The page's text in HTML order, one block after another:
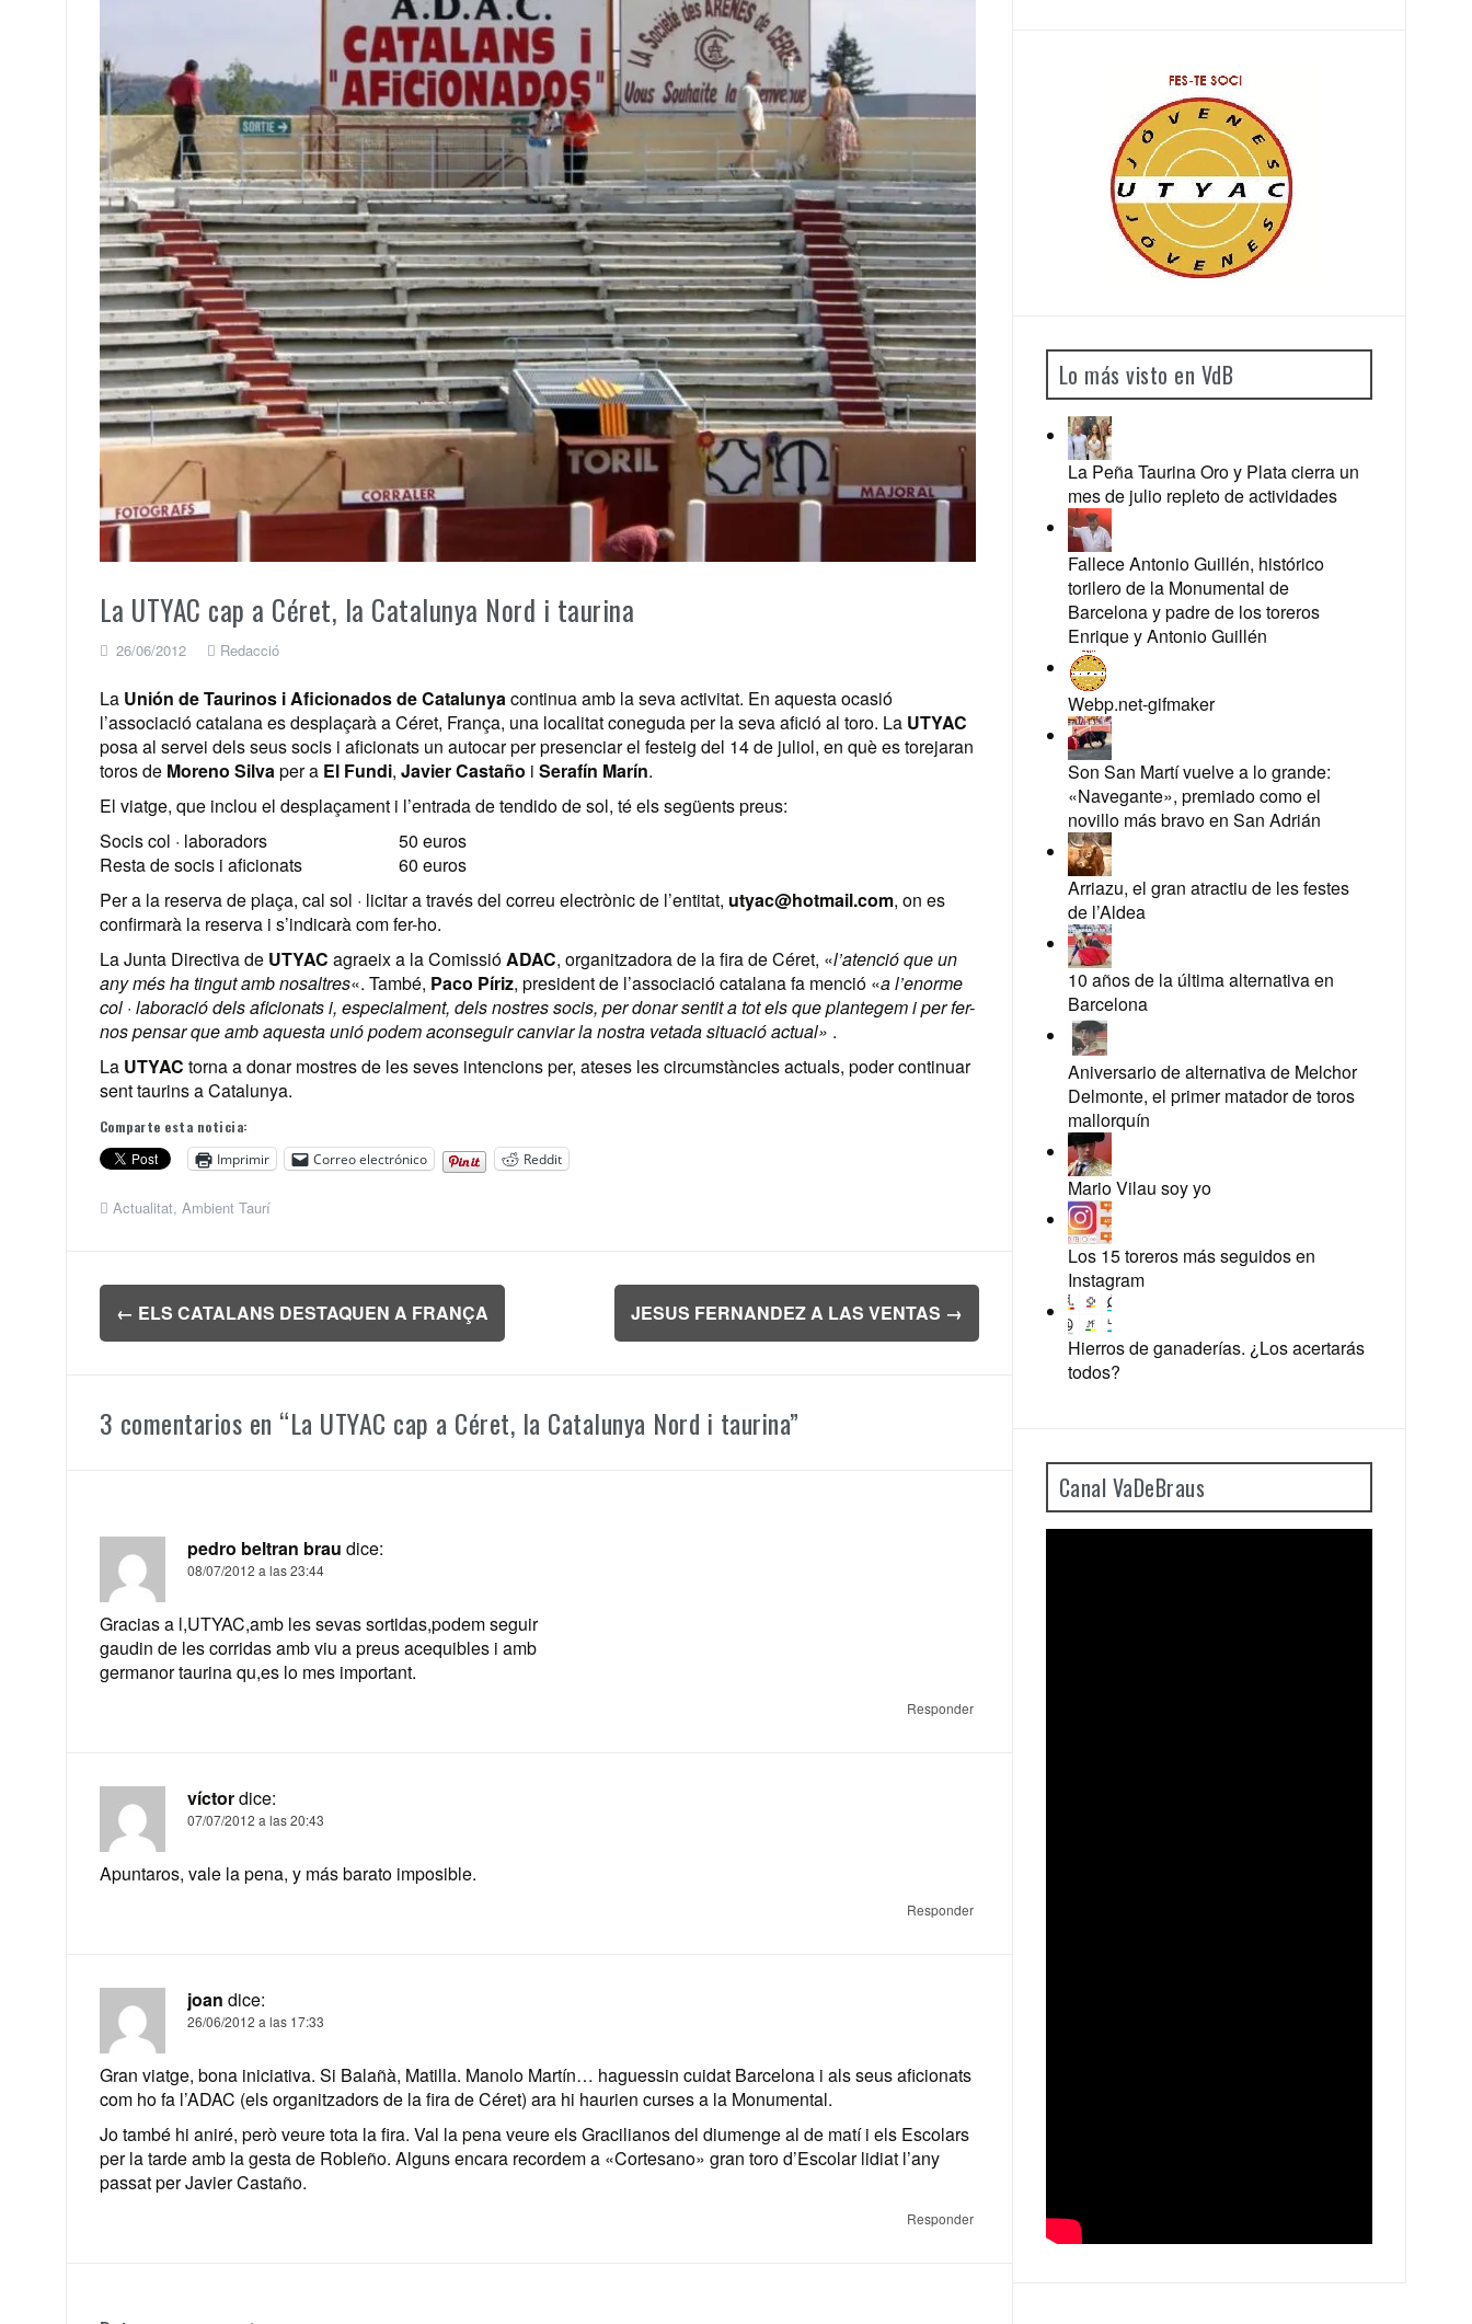
La UTYAC cap a Céret, la Catalunya Nord i taurina
26/06/2012 Redacció
La Unión de Taurinos i Aficionados de Catalunyacontinua amb la seva activitat. En aquesta ocasió
l’associació catalana es desplaçarà a Céret, França, una localitat coneguda per la seva afició al toro. La UTYAC
posa al servei dels seus socis i aficionats un autocar per presenciar el festeig del 14 de juliol, en què es torejaran
toros de Moreno Silvaper a El Fundi, Javier Castaño i Serafín Marín.
El viatge, que inclou el desplaçament i l’entrada de tendido de sol, té els següents preus:
Socis col · laboradors 50 euros
Resta de socis i aficionats 60 euros
Per a la reserva de plaça, cal sol · licitar a través del correu electrònic de l’entitat, utyac@hotmail.com, on es
confirmarà la reserva i s’indicarà com fer-ho.
La Junta Directiva de UTYAC agraeix a la ComissióADAC, organitzadora de la fira de Céret, «l’atenció que un
any més ha tingut amb nosaltres«. També, Paco Píriz, president de l’associació catalana fa menció «a l’enorme
col · laboració dels aficionats i, especialment, dels nostres socis, per donar sentit a tot els que plantegem i per fer-
nos pensar que amb aquesta unió podem aconseguir canviar la nostra vetada situació actual» .
La UTYAC torna a donar mostres de les seves intencions per, ateses les circumstàncies actuals, poder continuar
sent taurins a Catalunya.
Comparte esta noticia:
Imprimir
Correo electrónico Reddit
Actualitat, Ambient Taurí
Navegación
de← ELS CATALANS DESTAQUEN A FRANÇA JESUS FERNANDEZ A LAS VENTAS →
3 comentarios en “La UTYAC cap a Céret, la Catalunya Nord i taurina”
pedro beltran brau dice:
08/07/2012 a las 23:44
Gracias a l,UTYAC,amb les sevas sortidas,podem seguir
gaudin de les corridas amb viu a preus acequibles i amb
germanor taurina qu,es lo mes important.
Responder
víctordice:
07/07/2012 a las 20:43
Apuntaros, vale la pena, y más barato imposible.
Responder
joan dice:
26/06/2012 a las 17:33
Gran viatge, bona iniciativa. Si Balañà, Matilla. Manolo Martín… haguessin cuidat Barcelona i als seus aficionats
com ho fa l’ADAC (els organitzadors de la fira de Céret) ara hi haurien curses a la Monumental.
Jo també hi aniré, però veure tota la fira. Val la pena veure els Gracilianos del diumenge al de matí i els Escolars
per la tarde amb la gesta de Robleño. Alguns encara recordem a «Cortesano» gran toro d’Escolar lidiat l’any
passat per Javier Castaño.
Responder
Lo más visto en VdB
La Peña Taurina Oro y Plata cierra un
mes de julio repleto de actividades
Fallece Antonio Guillén, histórico
torilero de la Monumental de
Barcelona y padre de los toreros
Enrique y Antonio Guillén
Webp.net-gifmaker
Son San Martí vuelve a lo grande:
«Navegante», premiado como el
novillo más bravo en San Adrián
Arriazu, el gran atractiu de les festes
de l’Aldea
10 años de la última alternativa en
Barcelona
Aniversario de alternativa de Melchor
Delmonte, el primer matador de toros
mallorquín
Mario Vilau soy yo
Los 15 toreros más seguidos en
Instagram
Hierros de ganaderías. ¿Los acertarás
todos?
Canal VaDeBraus